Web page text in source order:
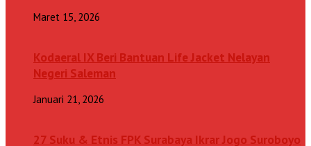
Maret 15, 2026
Kodaeral IX Beri Bantuan Life Jacket Nelayan
Negeri Saleman
Januari 21, 2026
27 Suku & Etnis FPK Surabaya Ikrar Jogo Suroboyo